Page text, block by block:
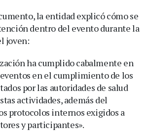
la entidad explicó cómo se
dentro del evento durante la
joven:
ha cumplido cabalmente en
eventos en el cumplimiento de los
por las autoridades de salud
actividades, además del
protocolos internos exigidos a
y participantes».